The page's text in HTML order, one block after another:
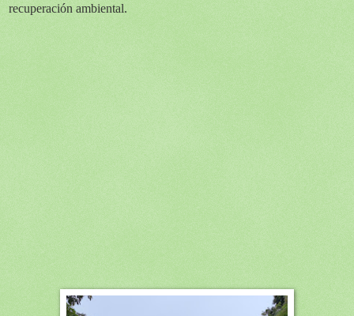
recuperación ambiental.